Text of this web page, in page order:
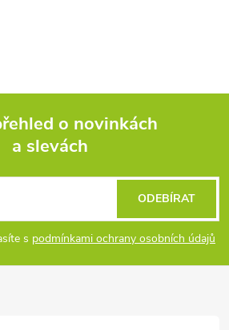
o novinkách
a slevách
s podmínkami ochrany osobních údajů
ODEBÍRAT